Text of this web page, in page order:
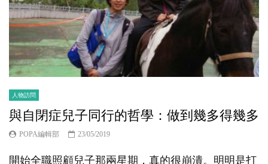
人物訪問
與自閉症兒子同行的哲學：做到幾多得幾多
POPA編輯部 23/05/2019
開始全職照顧兒子那兩星期，真的很崩潰。明明是打